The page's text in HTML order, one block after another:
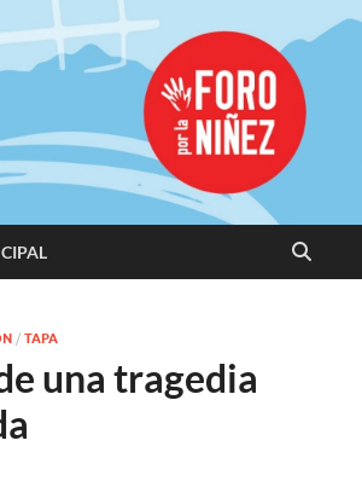
Promoviendo
Derechos,
Construimos
Igualdad
/ TAPA
una tragedia